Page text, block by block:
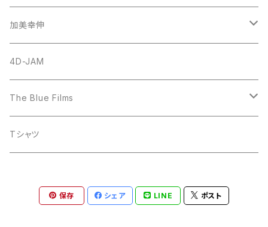
CD-Single
CD-Album
加美幸伸
God N' Stone
4D-JAM
The Blue Films
CD-Single
Tシャツ
保存 シェア LINE ポスト